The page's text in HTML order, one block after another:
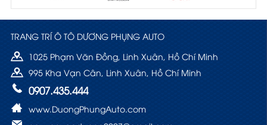
TRANG TRÍ Ô TÔ DƯƠNG PHỤNG AUTO
1025 Phạm Văn Đồng, Linh Xuân, Hồ Chí Minh
995 Kha Vạn Cân, Linh Xuân, Hồ Chí Minh
0907.435.444
www.DuongPhungAuto.com